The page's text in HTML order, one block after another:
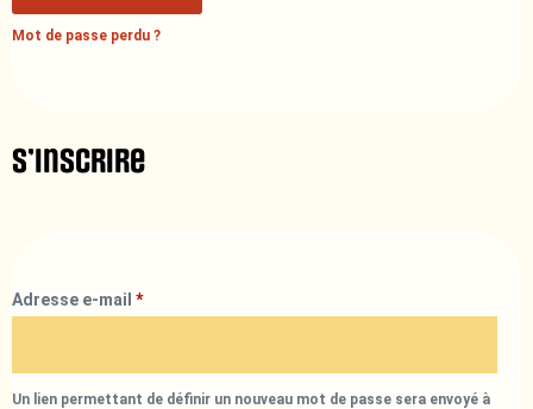
Mot de passe perdu ?
S’inscrire
Adresse e-mail *
Un lien permettant de définir un nouveau mot de passe sera envoyé à